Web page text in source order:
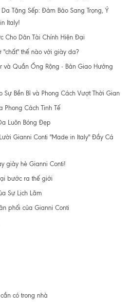
Tặng Sếp: Đảm Bảo Sang Trọng, Ý
Italy!
Cho Dân Tài Chính Hiện Đại
"chất" thế nào với giày da?
và Quần Ống Rộng - Bản Giao Hưởng
Sự Bền Bỉ và Phong Cách Vượt Thời Gian
Phong Cách Tinh Tế
Luôn Bóng Đẹp
Gianni Conti "Made in Italy" Đầy Cá
giày hè Gianni Conti!
bước ra thế giới
Sự Lịch Lãm
phối của Gianni Conti
có trong nhà